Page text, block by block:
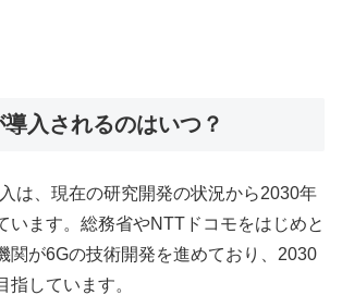
導入されるのはいつ？
は、現在の研究開発の状況から2030年
います。総務省やNTTドコモをはじめと
関が6Gの技術開発を進めており、2030
指しています。